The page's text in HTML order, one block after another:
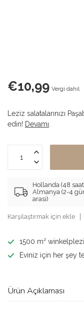
€10,99 Vergi dahil
Leziz salatalarınızı
edin! Devamı
Hollanda (48
Almanya (2-4
arasi)
Karşılaştırmak için ekle
1500 m²
Eviniz için her şey
Ürün Açıklaması